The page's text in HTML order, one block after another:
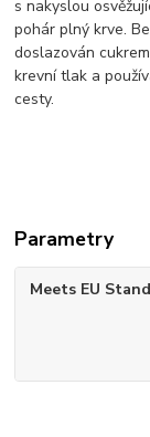
s nakyslou
pohár plný krve.
doslazován
krevní tlak a
cesty.
Parametry
Meets EU